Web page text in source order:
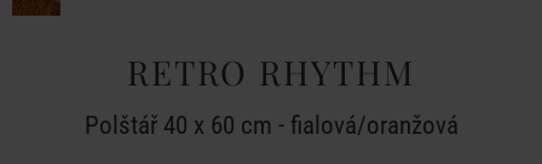
RETRO RHYTHM
Polštář 40 x 60 cm - fialová/oranžová